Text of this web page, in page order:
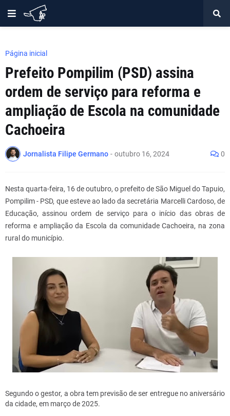
Página inicial
Prefeito Pompilim (PSD) assina
ordem de serviço para reforma e
ampliação de Escola na comunidade
Cachoeira
Jornalista Filipe Germano - outubro 16, 2024 0
Nesta quarta-feira, 16 de outubro, o prefeito de São Miguel do Tapuio,
Pompilim - PSD, que esteve ao lado da secretária Marcelli Cardoso, de
Educação, assinou ordem de serviço para o início das obras de
reforma e ampliação da Escola da comunidade Cachoeira, na zona
rural do município.
Segundo o gestor, a obra tem previsão de ser entregue no aniversário
da cidade, em março de 2025.